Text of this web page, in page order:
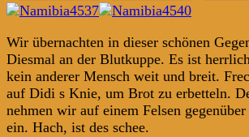
Wir übernachten in dieser schönen
Diesmal an der Blutkuppe. Es ist
kein anderer Mensch weit und breit.
auf Didi s Knie, um Brot zu erbetteln.
nehmen wir auf einem Felsen
ein. Hach, ist des schee.